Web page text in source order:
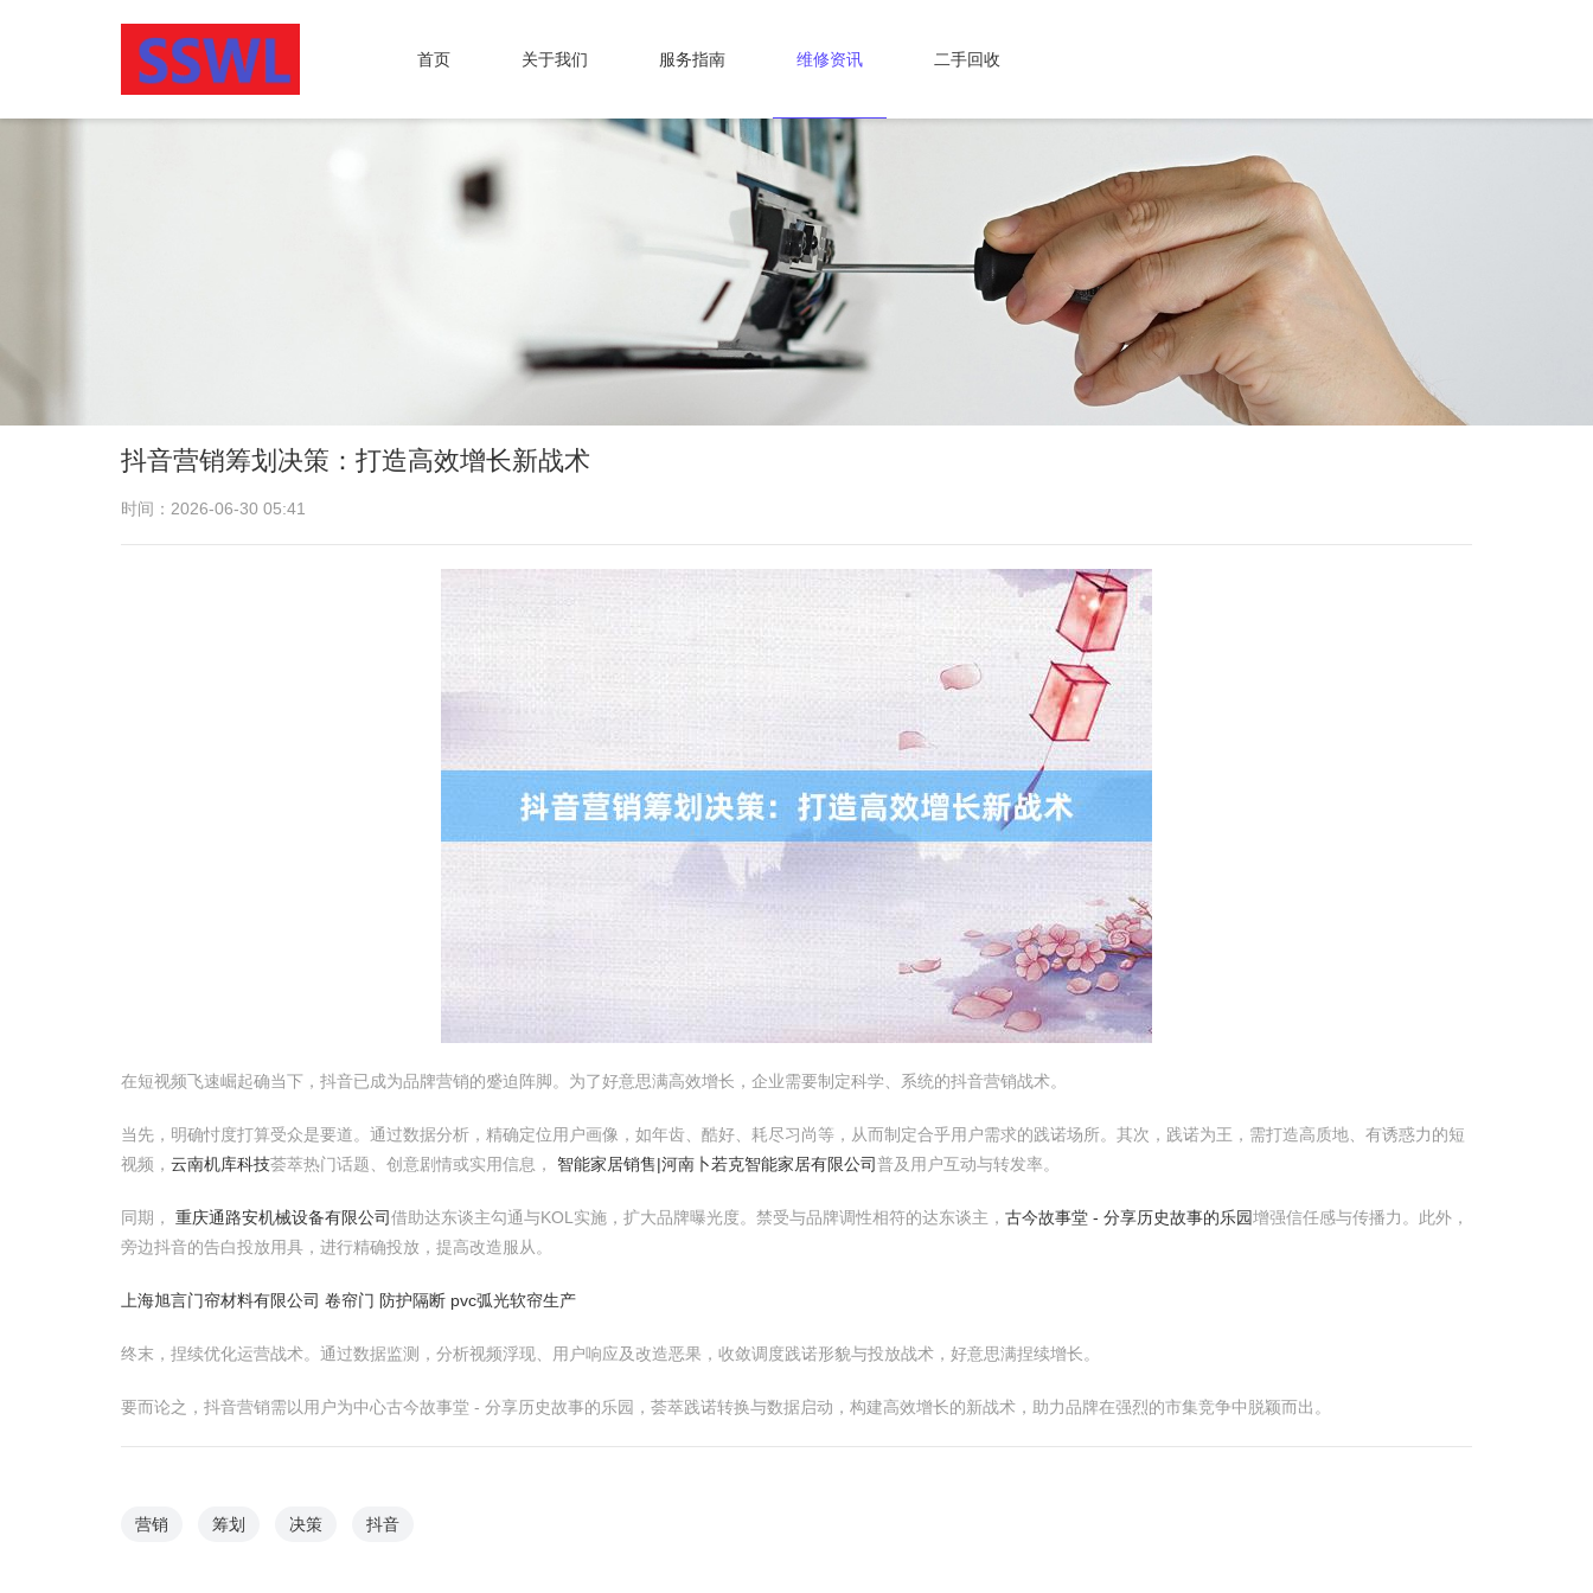
首页 关于我们 服务指南 维修资讯 二手回收
抖音营销筹划决策：打造高效增长新战术
时间：2026-06-30 05:41
在短视频飞速崛起确当下，抖音已成为品牌营销的蹙迫阵脚。为了好意思满高效增长，企业需要制定科学、系统的抖音营销战术。
当先，明确忖度打算受众是要道。通过数据分析，精确定位用户画像，如年齿、酷好、耗尽习尚等，从而制定合乎用户需求的践诺场所。其次，践诺为王，需打造高质地、有诱惑力的短
视频， 云南机库科技荟萃热门话题、创意剧情或实用信息， 智能家居销售|河南卜若克智能家居有限公司普及用户互动与转发率。
同期， 重庆通路安机械设备有限公司借助达东谈主勾通与KOL实施，扩大品牌曝光度。禁受与品牌调性相符的达东谈主， 古今故事堂 - 分享历史故事的乐园增强信任感与传播力。此外，
旁边抖音的告白投放用具，进行精确投放，提高改造服从。
上海旭言门帘材料有限公司 卷帘门 防护隔断 pvc弧光软帘生产
终末，捏续优化运营战术。通过数据监测，分析视频浮现、用户响应及改造恶果，收敛调度践诺形貌与投放战术，好意思满捏续增长。
要而论之，抖音营销需以用户为中心古今故事堂 - 分享历史故事的乐园，荟萃践诺转换与数据启动，构建高效增长的新战术，助力品牌在强烈的市集竞争中脱颖而出。
营销 筹划 决策 抖音